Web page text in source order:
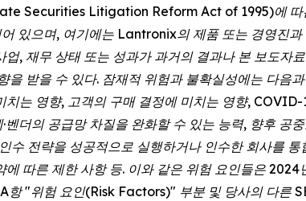
Securities Litigation Reform Act of 1995)에 따
으며, 여기에는 Lantronix의 제품 또는 경영진과
, 재무 상태 또는 성과가 과거의 결과나 본 보도자
받을 수 있다. 잠재적 위험과 불확실성에는 다음
는 영향, 고객의 구매 결정에 미치는 영향, COVID-
더의 공급망 차질을 완화할 수 있는 능력, 향후 공
수 전략을 성공적으로 실행하거나 인수한 회사를
따른 제한 사항 등. 이와 같은 위험 요인들은
"위험 요인(Risk Factors)" 부분 및 당사의 다른